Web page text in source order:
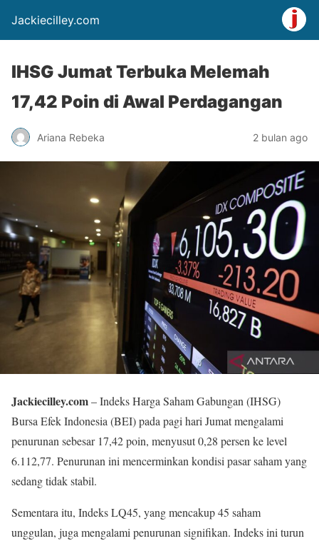
Jackiecilley.com
IHSG Jumat Terbuka Melemah
17,42 Poin di Awal Perdagangan
Ariana Rebeka 2 bulan ago
Jackiecilley.com– Indeks Harga Saham Gabungan (IHSG)
Bursa Efek Indonesia (BEI) pada pagi hari Jumat mengalami
penurunan sebesar 17,42 poin, menyusut 0,28 persen ke level
6.112,77. Penurunan ini mencerminkan kondisi pasar saham yang
sedang tidak stabil.
Sementara itu, Indeks LQ45, yang mencakup 45 saham
unggulan, juga mengalami penurunan signifikan. Indeks ini turun